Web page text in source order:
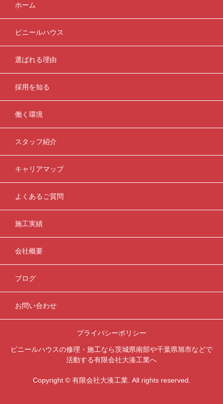
ホーム
ビニールハウス
選ばれる理由
採用を知る
働く環境
スタッフ紹介
キャリアマップ
よくあるご質問
施工実績
会社概要
ブログ
お問い合わせ
プライバシーポリシー
ビニールハウスの修理・施工なら茨城県南部や千葉県旭市などで
活動する有限会社大湊工業へ
Copyright © 有限会社大湊工業. All rights reserved.